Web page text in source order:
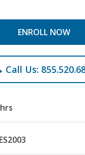
ENROLL NOW
Call Us: